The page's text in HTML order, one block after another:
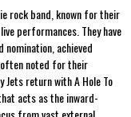
rock band, known for their
performances. They have
nomination, achieved
noted for their
return with A Hole To
acts as the inward-